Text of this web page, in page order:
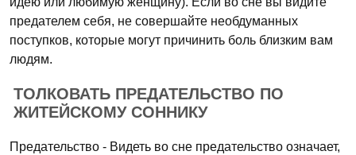
предателем себя, не совершайте необдуманных
поступков, которые могут причинить боль близким вам
людям.
ТОЛКОВАТЬ ПРЕДАТЕЛЬСТВО ПО
ЖИТЕЙСКОМУ СОННИКУ
Предательство - Видеть во сне предательство означает,